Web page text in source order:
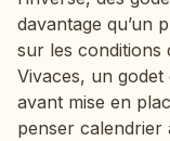
davantage qu’un
sur les conditions
Vivaces, un
avant mise en
penser calendrier